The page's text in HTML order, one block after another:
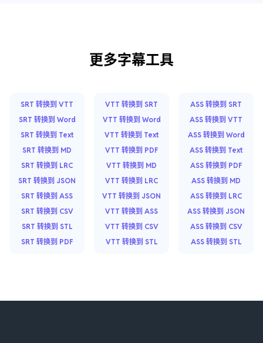
更多字幕工具
SRT 转换到 VTT
SRT 转换到 Word
SRT 转换到 Text
SRT 转换到 MD
SRT 转换到 LRC
SRT 转换到 JSON
SRT 转换到 ASS
SRT 转换到 CSV
SRT 转换到 STL
SRT 转换到 PDF
VTT 转换到 SRT
VTT 转换到 Word
VTT 转换到 Text
VTT 转换到 PDF
VTT 转换到 MD
VTT 转换到 LRC
VTT 转换到 JSON
VTT 转换到 ASS
VTT 转换到 CSV
VTT 转换到 STL
ASS 转换到 SRT
ASS 转换到 VTT
ASS 转换到 Word
ASS 转换到 Text
ASS 转换到 PDF
ASS 转换到 MD
ASS 转换到 LRC
ASS 转换到 JSON
ASS 转换到 CSV
ASS 转换到 STL